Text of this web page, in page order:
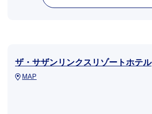
ザ・サザンリンクスリゾートホテル
MAP